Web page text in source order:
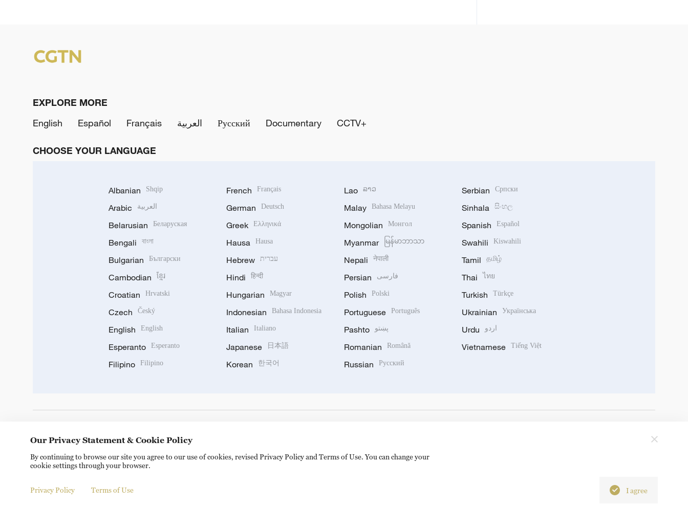
EXPLORE MORE
English
Español Français العربية Русский Documentary CCTV+
CHOOSE YOUR LANGUAGE
Albanian Shqip
Arabic العربية
Belarusian Беларуская
Bengali বাংলা
Bulgarian Български
Cambodian ខ្មែរ
Croatian Hrvatski
Czech Český
English English
Esperanto Esperanto
Filipino Filipino
French Français
German Deutsch
Greek Ελληνικά
Hausa Hausa
Hebrew עברית
Hindi हिन्दी
Hungarian Magyar
Indonesian Bahasa Indonesia
Italian Italiano
Japanese 日本語
Korean 한국어
Lao ລາວ
Malay Bahasa Melayu
Mongolian Монгол
Myanmar မြန်မာဘာသာ
Nepali नेपाली
Persian فارسی
Polish Polski
Portuguese Português
Pashto پښتو
Romanian Română
Russian Русский
Serbian Српски
Sinhala සිංහල
Spanish Español
Swahili Kiswahili
Tamil தமிழ்
Thai ไทย
Turkish Türkçe
Ukrainian Українська
Urdu اردو
Vietnamese Tiếng Việt
Copyright © 2024 CGTN. 京ICP备20000184号
Our Privacy Statement & Cookie Policy
By continuing to browse our site you agree to our use of cookies, revised Privacy Policy and Terms of Use. You can change your
cookie settings through your browser.
Privacy Policy Terms of Use I agree